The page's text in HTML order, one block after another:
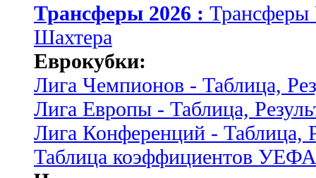
Трансферы 2026 :
Шахтера
Еврокубки:
Лига Чемпионов - Таблица,
Лига Европы - Таблица,
Лига Конференций - Таблица,
Таблица коэффициентов УЕФА